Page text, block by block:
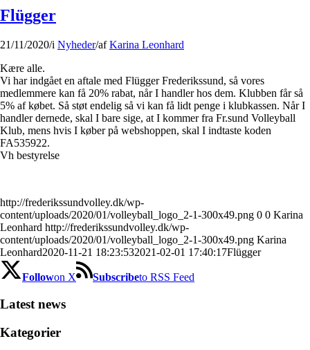
Flügger
21/11/2020/i Nyheder/afKarina Leonhard
Kære alle.
Vi har indgået en aftale med Flügger Frederikssund, så vores
medlemmere kan få 20% rabat, når I handler hos dem. Klubben får så
5% af købet. Så støt endelig så vi kan få lidt penge i klubkassen. Når I
handler dernede, skal I bare sige, at I kommer fra Fr.sund Volleyball
Klub, mens hvis I køber på webshoppen, skal I indtaste koden
FA535922.
Vh bestyrelse
http://frederikssundvolley.dk/wp-
content/uploads/2020/01/volleyball_logo_2-1-300x49.png 0 0 Karina
Leonhard http://frederikssundvolley.dk/wp-
content/uploads/2020/01/volleyball_logo_2-1-300x49.png Karina
Leonhard2020-11-21 18:23:532021-02-01 17:40:17Flügger
Followon X Subscribeto RSS Feed
Latest news
Kategorier